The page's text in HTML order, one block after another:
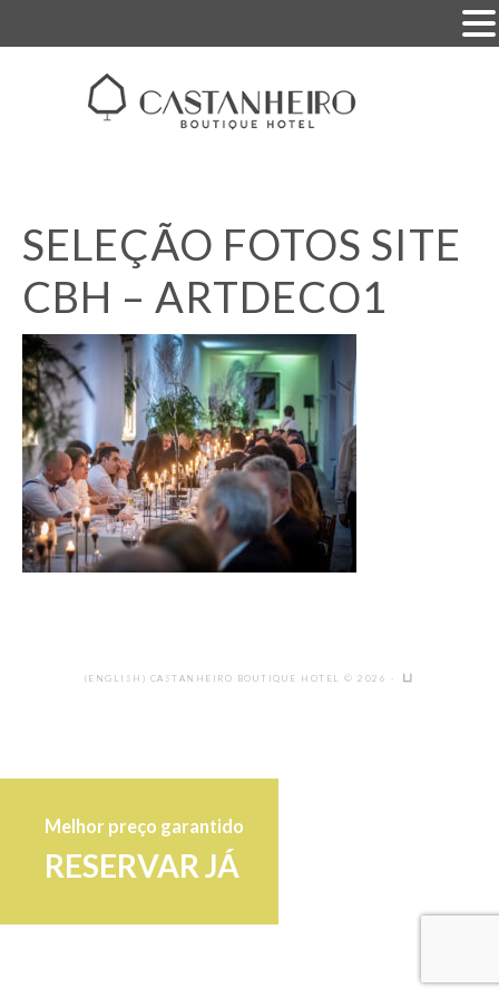
Melhor preço garantido
RESERVAR JÁ
SELEÇÃO FOTOS SITE
CBH – ARTDECO1
(ENGLISH) CASTANHEIRO BOUTIQUE HOTEL © 2026 ·